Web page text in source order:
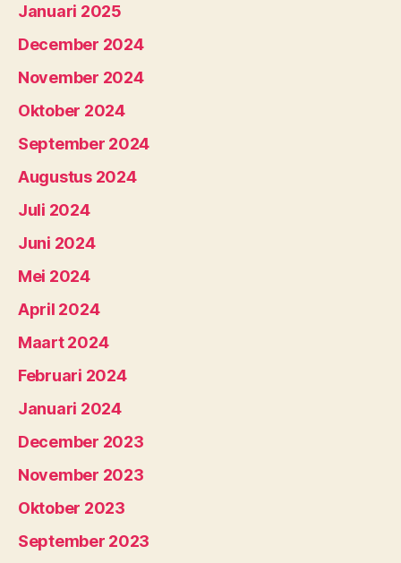
Januari 2025
December 2024
November 2024
Oktober 2024
September 2024
Augustus 2024
Juli 2024
Juni 2024
Mei 2024
April 2024
Maart 2024
Februari 2024
Januari 2024
December 2023
November 2023
Oktober 2023
September 2023